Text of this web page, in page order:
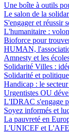
Une boîte à outils
Le salon de la
S'engager et réussir
L'humanitaire :
Bioforce pour
HUMAN,
Amnesty et les
Solidarité Villes :
Solidarité et politique
Handicap : le
Urgentistes OU
L'IDRAC s'engage
Soyez informés et
La pauvreté en
L'UNICEF et